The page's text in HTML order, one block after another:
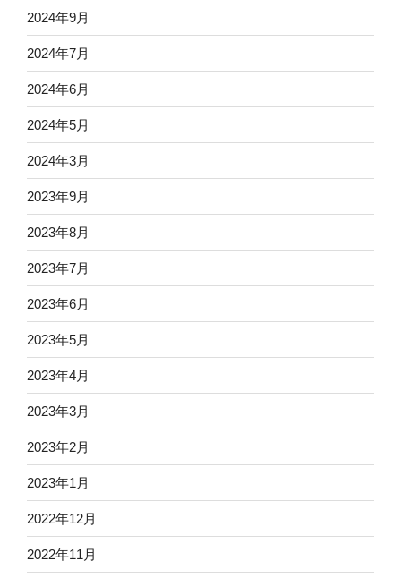
2024年9月
2024年7月
2024年6月
2024年5月
2024年3月
2023年9月
2023年8月
2023年7月
2023年6月
2023年5月
2023年4月
2023年3月
2023年2月
2023年1月
2022年12月
2022年11月